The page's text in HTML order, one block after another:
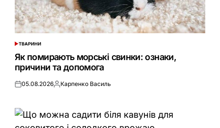
ОПУБЛІКУВАТИ
ТВАРИНИ
Як помирають морські свинки: ознаки,
причини та допомога
Оприлюднено
05.08.2026Опубліковано
Карпенко Василь